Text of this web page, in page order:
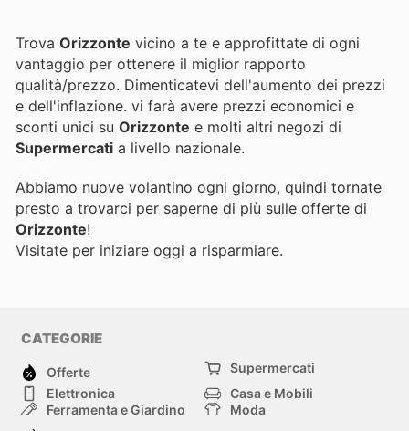
Trova Orizzonte vicino a te e approfittate di ogni
vantaggio per ottenere il miglior rapporto
qualità/prezzo. Dimenticatevi dell'aumento dei prezzi
e dell'inflazione. vi farà avere prezzi economici e
sconti unici su Orizzonte e molti altri negozi di
Supermercati a livello nazionale.
Abbiamo nuove volantino ogni giorno, quindi tornate
presto a trovarci per saperne di più sulle offerte di
Orizzonte!
Visitate per iniziare oggi a risparmiare.
CATEGORIE
Offerte
Supermercati
Elettronica
Casa e Mobili
Ferramenta e Giardino
Moda